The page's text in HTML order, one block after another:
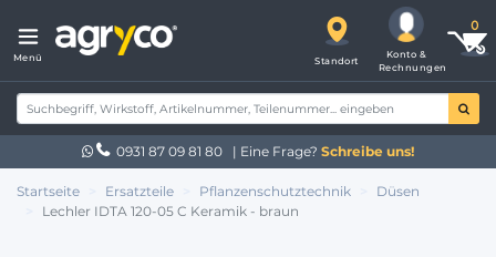
Menü Standort
Konto &
Rechnungen
0931 87 09 81 80 | Eine Frage? Schreibe uns!
Startseite Ersatzteile Pflanzenschutztechnik
Düsen
Lechler IDTA 120-05 C Keramik - braun